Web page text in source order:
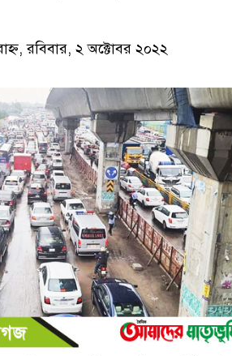
রবিবার, ২ অক্টোবর ২০২২